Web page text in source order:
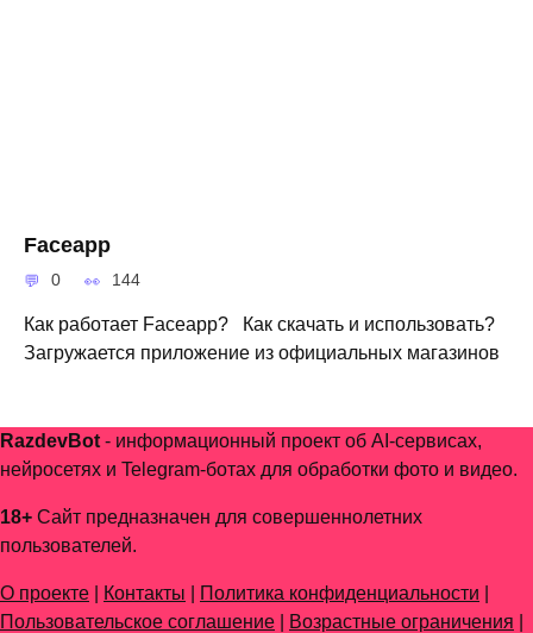
Faceapp
0 144
Как работает Faceapp? Как скачать и использовать?
Загружается приложение из официальных магазинов
RazdevBot - информационный проект об AI-сервисах,
нейросетях и Telegram-ботах для обработки фото и видео.
18+ Сайт предназначен для совершеннолетних
пользователей.
О проекте Контакты Политика конфиденциальности
Пользовательское соглашение
Возрастные ограничения